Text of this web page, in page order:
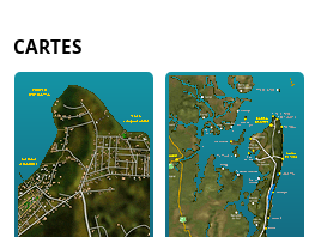
CARTES